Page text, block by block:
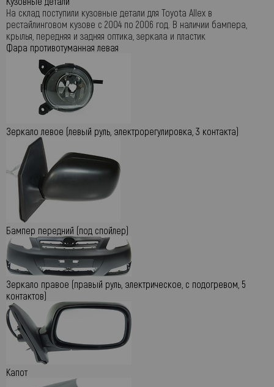
На склад поступили кузовные детали для Toyota Allex в
рестайлинговом кузове с 2004 по 2006 год. В наличии бампера,
крылья, передняя и задняя оптика, зеркала и пластик
Фара противотуманная левая
Зеркало левое (левый руль, электрорегулировка, 3 контакта)
Бампер передний (под спойлер)
Зеркало правое (правый руль, электрическое, с подогревом, 5
контактов)
Капот